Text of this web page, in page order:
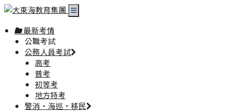
最新考情
公職考試
公務人員考試
高考
普考
初等考
地方特考
警消·海巡·移民